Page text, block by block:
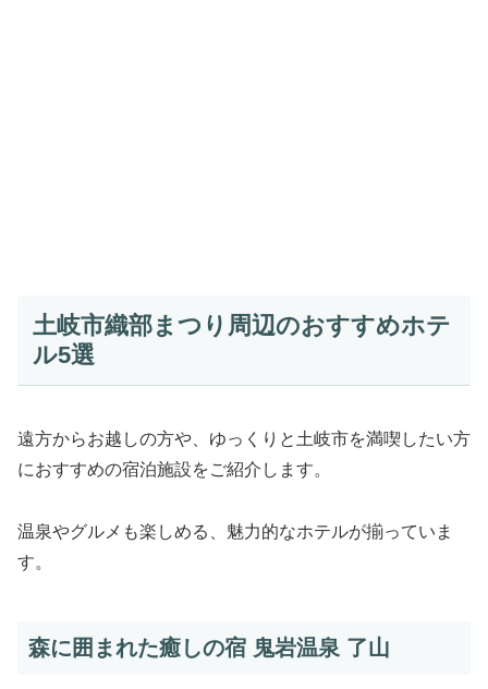
土岐市織部まつり周辺のおすすめホテ
ル5選
遠方からお越しの方や、ゆっくりと土岐市を満喫したい方
におすすめの宿泊施設をご紹介します。
温泉やグルメも楽しめる、魅力的なホテルが揃っていま
す。
森に囲まれた癒しの宿 鬼岩温泉 了山